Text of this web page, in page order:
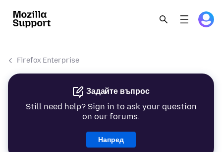
Firefox Enterprise
Задайте въпрос
Still need help? Sign in to ask your question
on our forums.
Напред